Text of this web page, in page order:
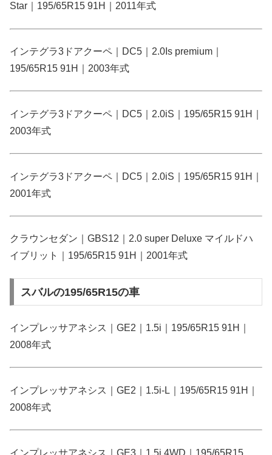
Star｜195/65R15 91H｜2011年式
インテグラ3ドアクーペ｜DC5｜2.0Is premium｜
195/65R15 91H｜2003年式
インテグラ3ドアクーペ｜DC5｜2.0iS｜195/65R15 91H｜
2003年式
インテグラ3ドアクーペ｜DC5｜2.0iS｜195/65R15 91H｜
2001年式
クラウンセダン｜GBS12｜2.0 super Deluxe マイルドハ
イブリット｜195/65R15 91H｜2001年式
スバルの195/65R15の車
インプレッサアネシス｜GE2｜1.5i｜195/65R15 91H｜
2008年式
インプレッサアネシス｜GE2｜1.5i-L｜195/65R15 91H｜
2008年式
インプレッサアネシス｜GE3｜1.5i 4WD｜195/65R15